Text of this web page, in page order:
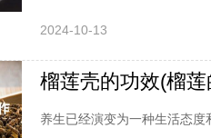
2024-10-13
榴莲壳的功效(榴
养生已经演变为一种生活态